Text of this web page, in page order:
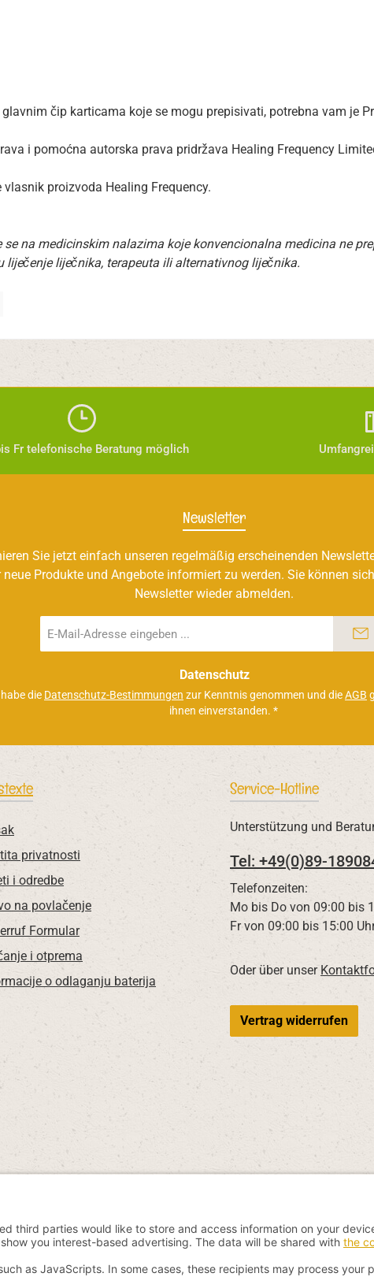
čip karticama koje se mogu prepisivati, potrebna vam je
i pomoćna autorska prava pridržava Healing Frequency
proizvoda Healing Frequency.
na medicinskim nalazima koje konvencionalna medicina ne
liječnika, terapeuta ili alternativnog liječnika.
Fr telefonische Beratung möglich
Newsletter
Sie jetzt einfach unseren regelmäßig erscheinenden
neue Produkte und Angebote informiert zu werden. Sie können
Newsletter wieder abmelden.
Mail-
Datenschutz
die Datenschutz-Bestimmungen zur Kenntnis genommen und dieAGB
ihnen einverstanden. *
privatnosti
i odredbe
na povlačenje
Formular
i otprema
o odlaganju baterija
Service-Hotline
Unterstützung und
Tel: +49(0)89-
Telefonzeiten:
Mo bis Do von 09:00 bis
Fr von 09:00 bis 15:00
Oder über unser
Vertrag widerrufen